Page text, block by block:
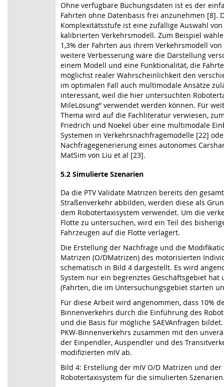
Ohne verfügbare Buchungsdaten ist es der
Fahrten ohne Datenbasis frei anzunehmen [8].
Komplexitätsstufe ist eine zufällige Auswahl
kalibrierten Verkehrsmodell. Zum Beispiel
1,3% der Fahrten aus ihrem Verkehrsmodell
weitere Verbesserung wäre die Darstellung
einem Modell und eine Funktionalität, die
möglichst realer Wahrscheinlichkeit den
im optimalen Fall auch multimodale Ansätze
interessant, weil die hier untersuchten
MileLösung“ verwendet werden können. Für
Thema wird auf die Fachliteratur verwiesen,
Friedrich und Noekel über eine multimodale
Systemen in Verkehrsnachfragemodelle [22]
Nachfragegenerierung eines autonomes
MatSim von Liu et al [23].
5.2 Simulierte Szenarien
Da die PTV Validate Matrizen bereits den
Straßenverkehr abbilden, werden diese als
dem Robotertaxisystem verwendet. Um die
Flotte zu untersuchen, wird ein Teil des
Fahrzeugen auf die Flotte verlagert.
Die Erstellung der Nachfrage und die
Matrizen (O/DMatrizen) des motorisierten
schematisch in Bild 4 dargestellt. Es wird
System nur ein begrenztes Geschäftsgebiet
(Fahrten, die im Untersuchungsgebiet starten
Für diese Arbeit wird angenommen, dass 10%
Binnenverkehrs durch die Einführung des
und die Basis für mögliche SAEVAnfragen
PKW-Binnenverkehrs zusammen mit den
der Einpendler, Auspendler und des
modifizierten mIV ab.
Bild 4: Erstellung der mIV O/D Matrizen und
Robotertaxisystem für die simulierten